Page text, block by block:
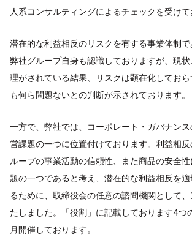
人系コンサルティングによるチェックを受けて
潜在的な利益相反のリスクを有する事業体制
弊社グループ自身も認識しておりますが、現
理がされている結果、リスクは顕在化してお
も何ら問題ないとの判断が示されております。
一方で、弊社では、コーポレート・ガバナン
営課題の一つに位置付けております。利益相
ループの事業活動の信頼性、また商品の安全
題の一つであると考え、潜在的な利益相反を
るために、取締役会の任意の諮問機関として
たしました。「役割」に記載しております4つ
月開催しております。